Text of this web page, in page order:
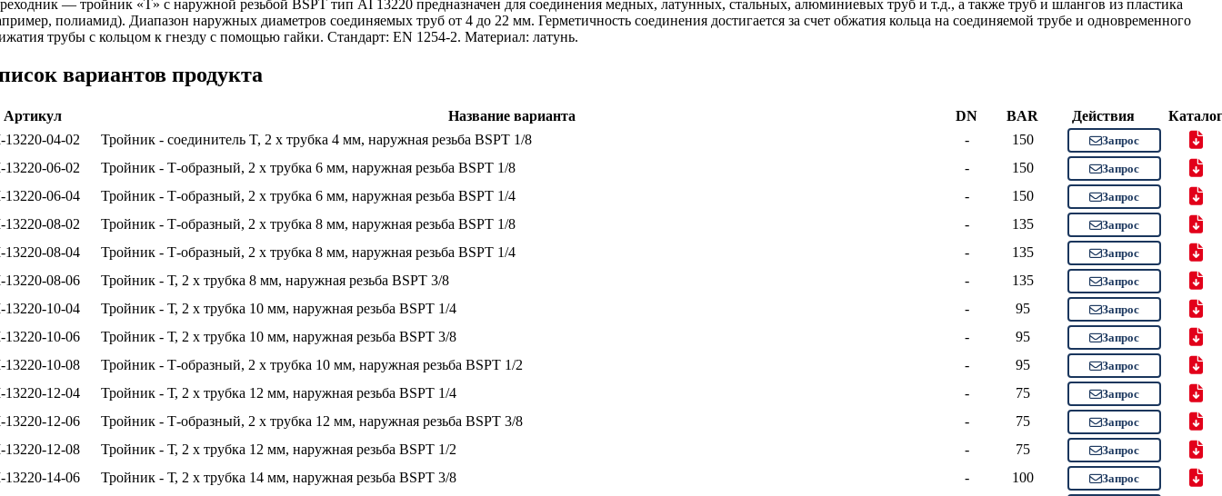
— тройник «Т» с наружной резьбой BSPT тип AI 13220 предназначен для соединения медных, латунных, стальных, алюминиевых труб и т.д., а также труб и шлангов из пластика
полиамид). Диапазон наружных диаметров соединяемых труб от 4 до 22 мм. Герметичность соединения достигается за счет обжатия кольца на соединяемой трубе и одновременного
трубы с кольцом к гнезду с помощью гайки. Стандарт: EN 1254-2. Материал: латунь.
вариантов продукта
Артикул Название варианта DN BAR Действия
13220-04-02
Тройник - соединитель T, 2 x трубка 4 мм, наружная резьба BSPT 1/8 - 150 Запрос
13220-06-02 Тройник - Т-образный, 2 x трубка 6 мм, наружная резьба BSPT 1/8 - 150 Запрос
13220-06-04 Тройник - Т-образный, 2 x трубка 6 мм, наружная резьба BSPT 1/4 - 150 Запрос
13220-08-02 Тройник - Т-образный, 2 x трубка 8 мм, наружная резьба BSPT 1/8 - 135 Запрос
13220-08-04 Тройник - Т-образный, 2 x трубка 8 мм, наружная резьба BSPT 1/4 - 135 Запрос
13220-08-06 Тройник - Т, 2 x трубка 8 мм, наружная резьба BSPT 3/8 - 135 Запрос
13220-10-04 Тройник - Т, 2 x трубка 10 мм, наружная резьба BSPT 1/4 - 95 Запрос
13220-10-06 Тройник - Т, 2 x трубка 10 мм, наружная резьба BSPT 3/8 - 95 Запрос
13220-10-08 Тройник - Т-образный, 2 x трубка 10 мм, наружная резьба BSPT 1/2 - 95 Запрос
13220-12-04 Тройник - Т, 2 x трубка 12 мм, наружная резьба BSPT 1/4 - 75 Запрос
13220-12-06 Тройник - Т-образный, 2 x трубка 12 мм, наружная резьба BSPT 3/8 - 75 Запрос
13220-12-08 Тройник - Т, 2 x трубка 12 мм, наружная резьба BSPT 1/2 - 75 Запрос
13220-14-06 Тройник - Т, 2 x трубка 14 мм, наружная резьба BSPT 3/8 - 100 Запрос